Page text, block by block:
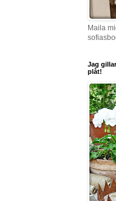
Maila
Jag
plåt!